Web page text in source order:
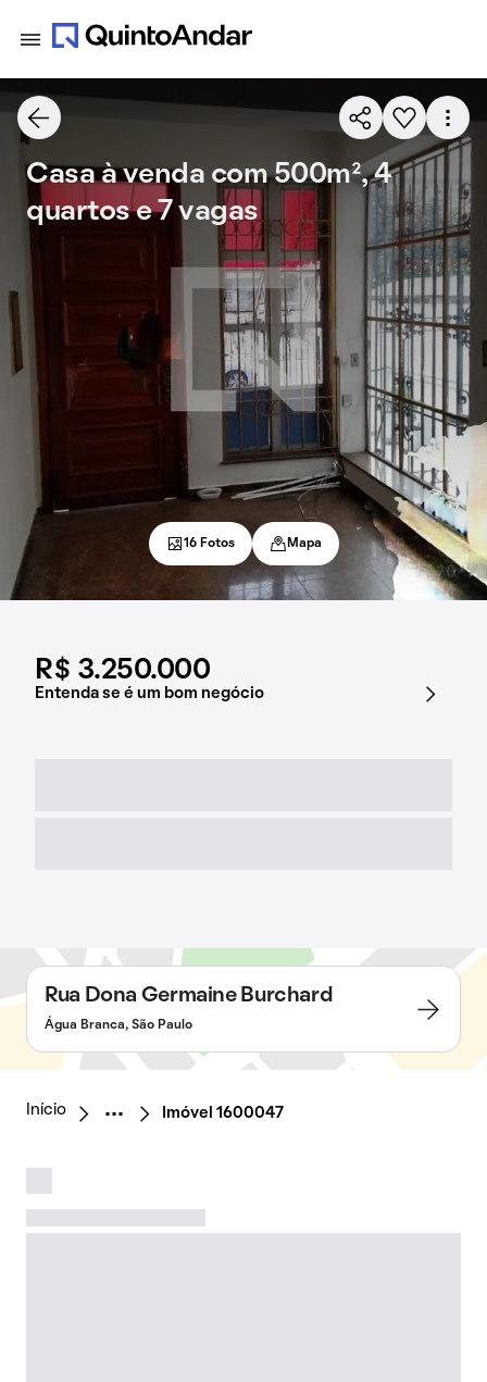
R$ 3.250.000
Entenda se é um bom negócio
Casa à venda com 500m², 4
quartos e 7 vagas
16 Fotos Mapa
Rua Dona Germaine Burchard
Água Branca, São Paulo
Início Imóvel 1600047